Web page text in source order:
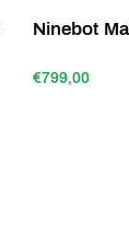
Ninebot
€799,00